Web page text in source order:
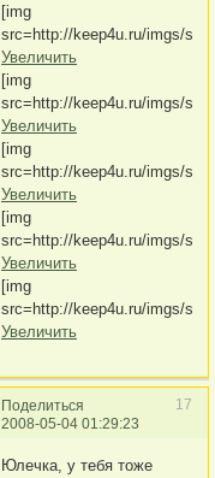
[img
src=http://keep4u.ru/imgs/s/
Увеличить
[img
src=http://keep4u.ru/imgs/s/
Увеличить
[img
src=http://keep4u.ru/imgs/s/
Увеличить
[img
src=http://keep4u.ru/imgs/s/
Увеличить
[img
src=http://keep4u.ru/imgs/s/
Увеличить
Поделиться
17
2008-05-04 01:29:23
Юлечка, у тебя тоже